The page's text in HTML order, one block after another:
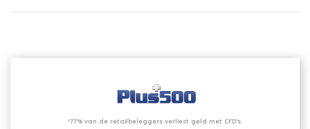
*77% van de retailbeleggers verliest geld met CFD’s.